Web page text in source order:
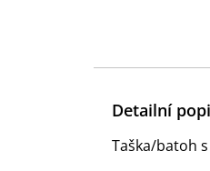
Detailní
Taška/batoh